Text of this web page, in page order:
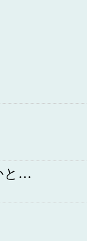
と…